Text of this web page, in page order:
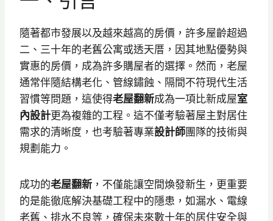
隨著都市發展以及越來越高的房價，許多屋齡超過
二、三十年的老舊公寓或透天厝，因其地點優勢與
實惠的房價，成為許多購屋者的選擇。然而，老屋
通常伴隨結構老化、管線鏽蝕、隔間不符現代生活
習慣等問題，這使得老屋翻新成為一項比新成屋室
內設計更為複雜的工程。這不僅考驗著屋主對居住
需求的清晰度，也考驗著專業設計師團隊的技術與
規劃能力。
成功的老屋翻新 ，不僅能讓空間煥發新生，更重要
的是能徹底解決基礎工程中的隱患，如漏水、電線
老舊、排水不良等，確保未來數十年的居住安全與